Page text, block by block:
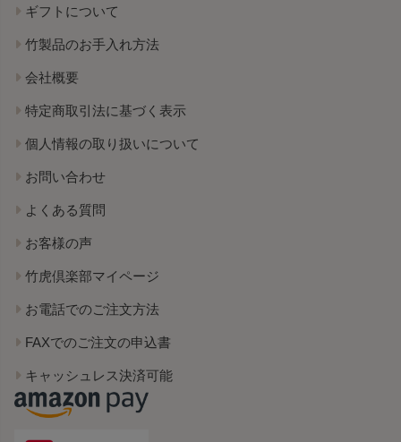
ギフトについて
竹製品のお手入れ方法
会社概要
特定商取引法に基づく表示
個人情報の取り扱いについて
お問い合わせ
よくある質問
お客様の声
竹虎倶楽部マイページ
お電話でのご注文方法
FAXでのご注文の申込書
キャッシュレス決済可能